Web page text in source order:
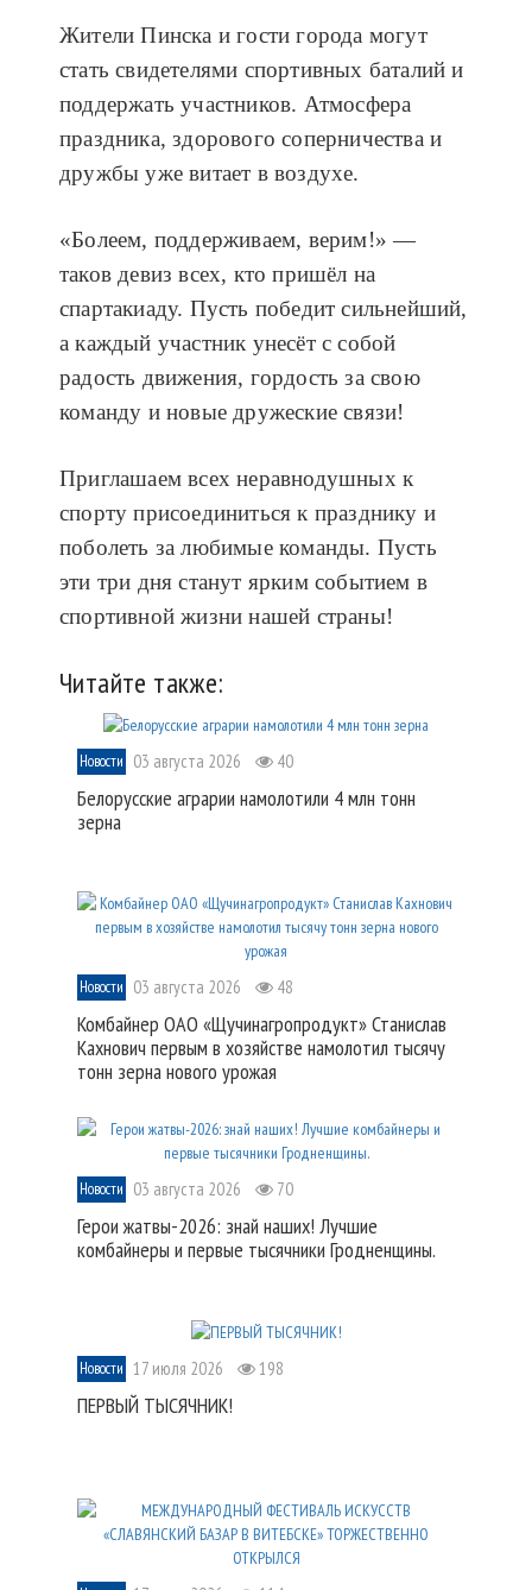
Жители Пинска и гости города могут
стать свидетелями спортивных баталий и
поддержать участников. Атмосфера
праздника, здорового соперничества и
дружбы уже витает в воздухе.
«Болеем, поддерживаем, верим!» —
таков девиз всех, кто пришёл на
спартакиаду. Пусть победит сильнейший,
а каждый участник унесёт с собой
радость движения, гордость за свою
команду и новые дружеские связи!
Приглашаем всех неравнодушных к
спорту присоединиться к празднику и
поболеть за любимые команды. Пусть
эти три дня станут ярким событием в
спортивной жизни нашей страны!
Читайте также:
Новости 03 августа 2026 40
Белорусские аграрии намолотили 4 млн тонн
зерна
Новости 03 августа 2026 48
Комбайнер ОАО «Щучинагропродукт» Станислав
Кахнович первым в хозяйстве намолотил тысячу
тонн зерна нового урожая
Новости 03 августа 2026 70
Герои жатвы-2026: знай наших! Лучшие
комбайнеры и первые тысячники Гродненщины.
Новости 17 июля 2026 198
ПЕРВЫЙ ТЫСЯЧНИК!